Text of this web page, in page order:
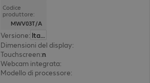
Codice
produttore:
MWV03T/A
Versione:
Italiano
Dimensioni del display:
Touchscreen:
Webcam integrata:
Modello di processore: